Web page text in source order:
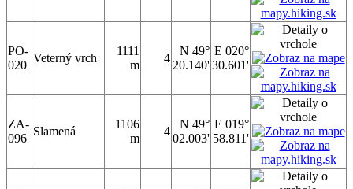
PO-
020
Veterný vrch
1111
m
4
N 49°
20.140'
E 020°
30.601'
ZA-
096
Slamená
1106
m
4
N 49°
02.003'
E 019°
58.811'